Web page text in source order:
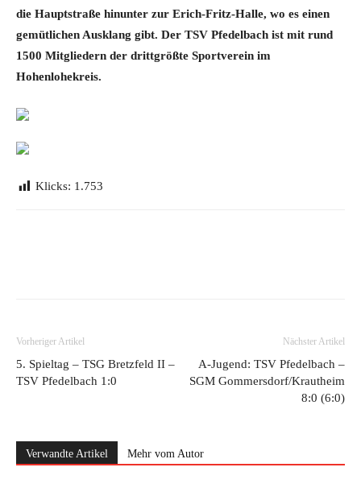
die Hauptstraße hinunter zur Erich-Fritz-Halle, wo es einen
gemütlichen Ausklang gibt. Der TSV Pfedelbach ist mit rund
1500 Mitgliedern der drittgrößte Sportverein im
Hohenlohekreis.
Klicks: 1.753
Vorheriger Artikel
5. Spieltag – TSG Bretzfeld II –
TSV Pfedelbach 1:0
Nächster Artikel
A-Jugend: TSV Pfedelbach –
SGM Gommersdorf/Krautheim
8:0 (6:0)
Verwandte Artikel Mehr vom Autor